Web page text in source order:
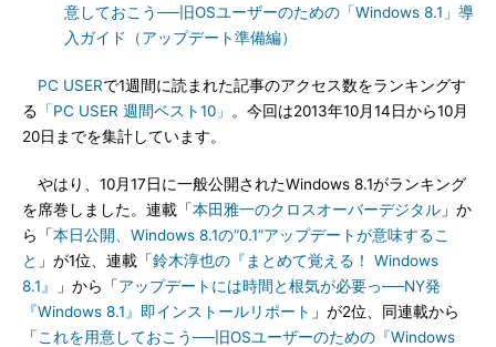
意しておこう──旧OSユーザーのための「Windows 8.1」導
入ガイド（アップデート準備編）
PC USERで1週間に読まれた記事のアクセス数をランキングす
る 「PC USER 週間ベスト10」
。今回は2013年10月14日から10月
20日までを集計しています。
やはり、10月17日に一般公開されたWindows 8.1がランキング
を席巻しました。連載「本田雅一のクロスオーバーデジタル 」か
ら「本日公開、Windows 8.1の“0.1”アップデートが意味するこ
と 」が1位、連載「鈴木淳也の『まとめて覚える！ Windows
8.1』
」から「アップデートには時間と根気が必要っ──NY発
『Windows 8.1』即インストールリポート 」が2位、同連載から
「 これを用意しておこう──旧OSユーザーのための『Windows